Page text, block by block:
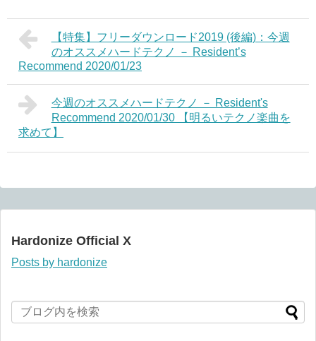
【特集】フリーダウンロード2019 (後編)：今週
のオススメハードテクノ － Resident’s
Recommend 2020/01/23
今週のオススメハードテクノ － Resident's
Recommend 2020/01/30 【明るいテクノ楽曲を
求めて】
Hardonize Official X
Posts by hardonize